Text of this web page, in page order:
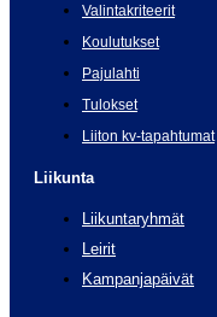
Valintakriteerit
Koulutukset
Pajulahti
Tulokset
Liiton kv-tapahtumat
Liikunta
Liikuntaryhmät
Leirit
Kampanjapäivät